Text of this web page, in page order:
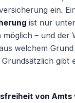
ein.
ist nur
– und der
welchem
gibt
von Amts